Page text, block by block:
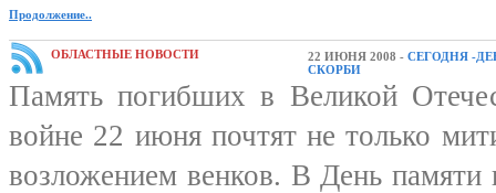
Продолжение..
ОБЛАСТНЫЕ НОВОСТИ 22 ИЮНЯ 2008 - СЕГОДНЯ -
СКОРБИ
Память погибших в Великой
войне 22 июня почтят не только
возложением венков. В День памяти